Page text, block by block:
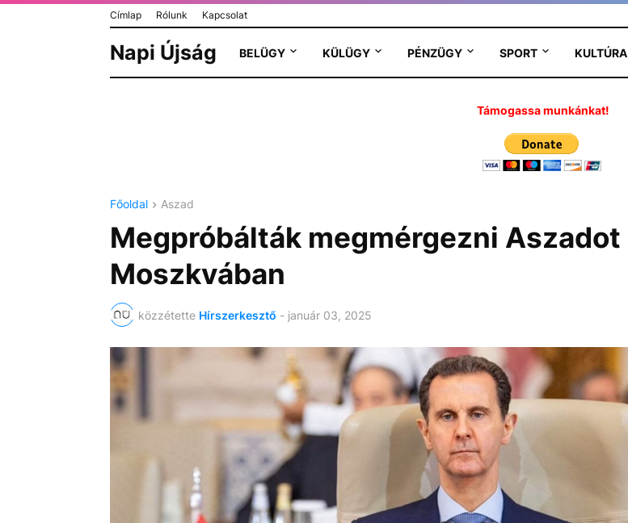
Címlap Rólunk Kapcsolat
Napi Újság BELÜGY KÜLÜGY PÉNZÜGY SPORT KULTÚRA
Támogassa munkánkat!
Főoldal Aszad
Megpróbálták megmérgezni Aszadot
Moszkvában
közzétette Hírszerkesztő - január 03, 2025